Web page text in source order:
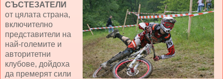
СЪСТЕЗАТЕЛИ
от цялата страна,
включително
представители на
най-големите и
авторитетни
клубове, дойдоха
да премерят сили